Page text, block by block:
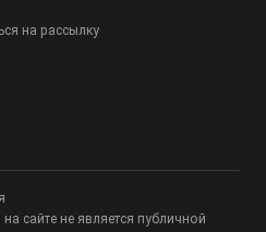
на рассылку
сайте не является публичной